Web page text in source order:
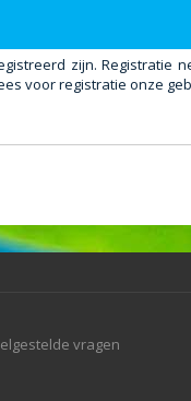
zijn. Registratie
voor registratie onze
vragen